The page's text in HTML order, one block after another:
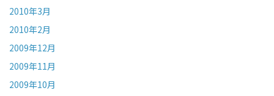
2010年3月
2010年2月
2009年12月
2009年11月
2009年10月